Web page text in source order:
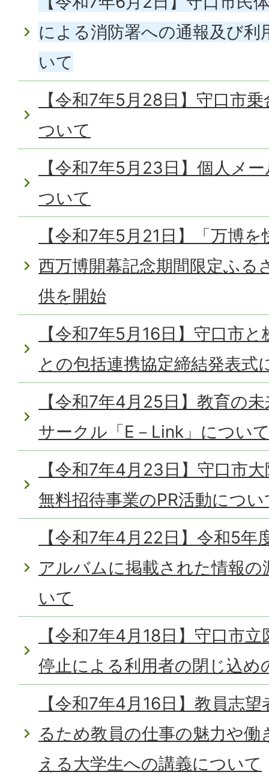
による消防署への通報及び利
いて
【令和7年5月28日】守口市
ついて
【令和7年5月23日】個人メ
ついて
【令和7年5月21日】「万博
西万博開幕記念期間限定ふる
供を開始
【令和7年5月16日】守口市
との包括連携協定締結発表式
【令和7年4月25日】教育の
サークル「E－Link」につい
【令和7年4月23日】守口市
無料招待事業のPR活動につい
【令和7年4月22日】令和5
アルバムに掲載された情報
いて
【令和7年4月18日】守口市
停止による利用者の閉じ込め
【令和7年4月16日】教員志
るため教員の仕事の魅力や働
える大学生への講義について